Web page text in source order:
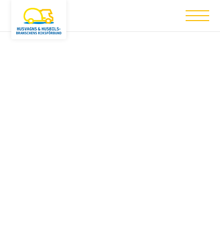
Nothing has been posted like that yet